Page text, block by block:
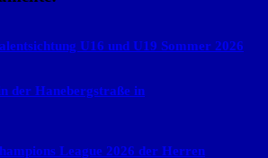
U16 und U19 Sommer 2026
der Hanebergstraße in
League 2026 der Herren